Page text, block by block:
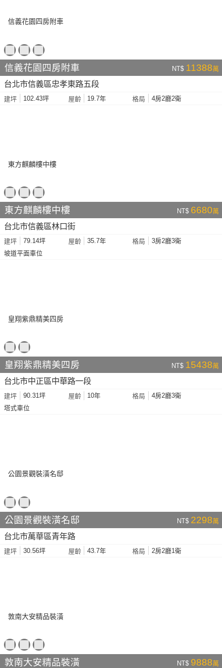
信義花園四房附車 NT$ 11388萬
台北市信義區忠孝東路五段
建坪 102.43坪 屋齡 19.7年 格局 4房2廳2衛
東方麒麟樓中樓 NT$ 6680萬
台北市信義區林口街
建坪 79.14坪 屋齡 35.7年 格局
3房2廳3衛
坡道平面車位
皇翔紫鼎精美四房 NT$ 15438萬
台北市中正區中華路一段
建坪 90.31坪 屋齡 10年 格局
4房2廳3衛
塔式車位
公園景觀裝潢名邸 NT$ 2298萬
台北市萬華區青年路
建坪 30.56坪 屋齡 43.7年 格局 2房2廳1衛
敦南大安精品裝潢 NT$ 9888萬